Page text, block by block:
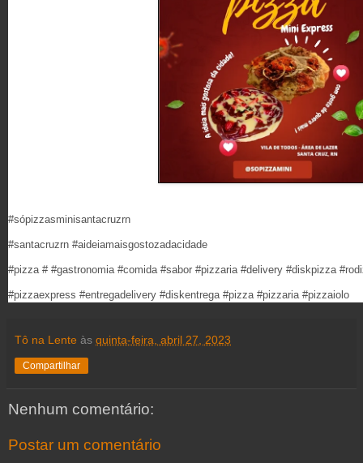
#sópizzasminisantacruzrn
#santacruzrn #aideiamaisgostozadacidade
#pizza # #gastronomia #comida #sabor #pizzaria #delivery #diskpizza
#pizzaexpress #entregadelivery #diskentrega #pizza #pizzaria #pizzaiolo
Tô na Lente às quinta-feira, abril 27, 2023
Compartilhar
Nenhum comentário:
Postar um comentário